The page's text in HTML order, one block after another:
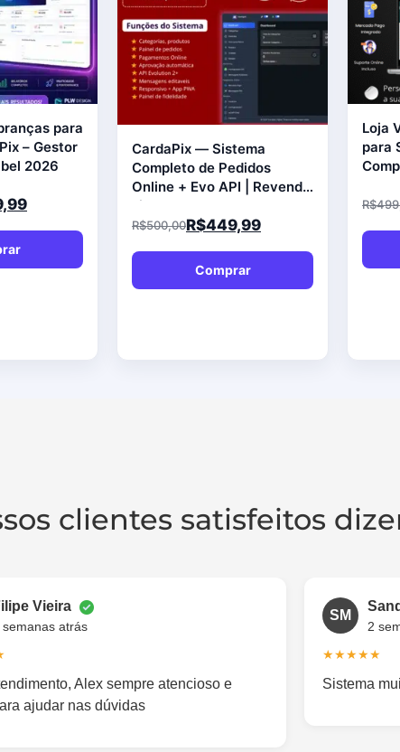
para
– Gestor
2026
CardaPix — Sistema
Completo de Pedidos
Online + Evo API | Revenda
Liberada
R$500,00R$449,99
Comprar
Loja
para
R$
clientes satisfeitos
Vieira
semanas atrás
Alex sempre atencioso e
ajudar nas dúvidas
SM
2
★★★★★
Sistema